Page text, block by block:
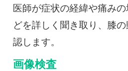
医師が症状の経緯や痛み
どを詳しく聞き取り、膝
認します。
画像検査